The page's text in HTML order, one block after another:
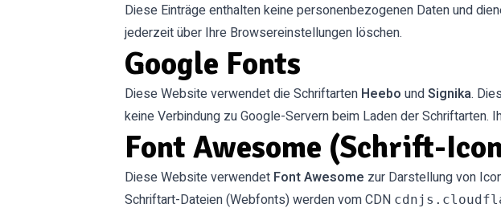
Diese Einträge enthalten keine personenbezogenen Daten und
jederzeit über Ihre Browsereinstellungen löschen.
Google Fonts
Diese Website verwendet die Schriftarten Heebo undSignika.
keine Verbindung zu Google-Servern beim Laden der Schriftarten.
Font Awesome (Schrift-
Diese Website verwendet Font Awesome zur Darstellung von
Schriftart-Dateien (Webfonts) werden vom CDN